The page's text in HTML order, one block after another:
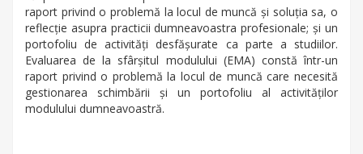
raport privind o problemă la locul de muncă și soluția sa, o
reflecție asupra practicii dumneavoastra profesionale; și un
portofoliu de activități desfășurate ca parte a studiilor.
Evaluarea de la sfârșitul modulului (EMA) constă într-un
raport privind o problemă la locul de muncă care necesită
gestionarea schimbării și un portofoliu al activităților
modulului dumneavoastră.